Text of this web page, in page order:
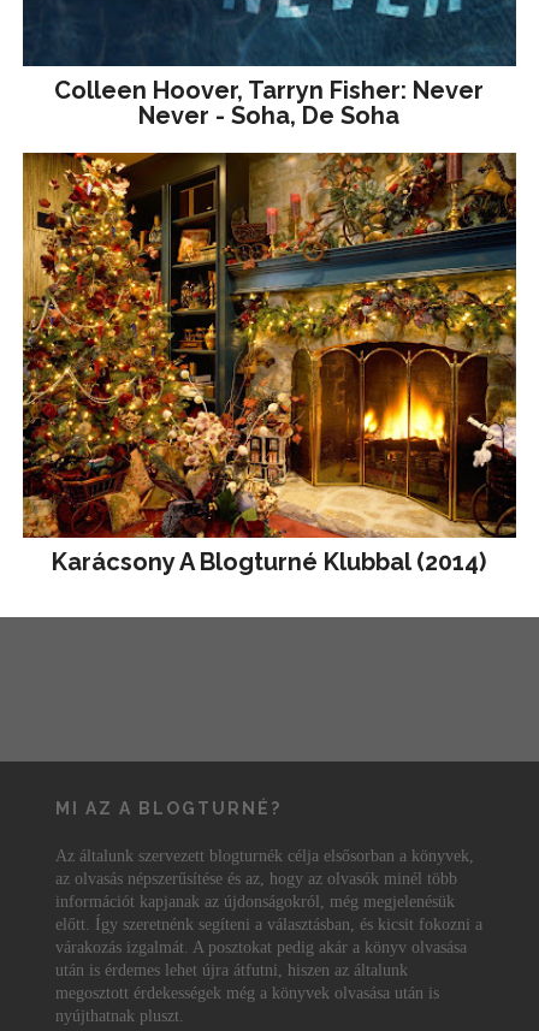
Colleen Hoover, Tarryn Fisher: Never
Never - Soha, De Soha
Karácsony A Blogturné Klubbal (2014)
MI AZ A BLOGTURNÉ?
Az általunk szervezett blogturnék célja elsősorban a könyvek,
az olvasás népszerűsítése és az, hogy az olvasók minél több
információt kapjanak az újdonságokról, még megjelenésük
előtt. Így szeretnénk segíteni a választásban, és kicsit fokozni a
várakozás izgalmát. A posztokat pedig akár a könyv olvasása
után is érdemes lehet újra átfutni, hiszen az általunk
megosztott érdekességek még a könyvek olvasása után is
nyújthatnak pluszt.